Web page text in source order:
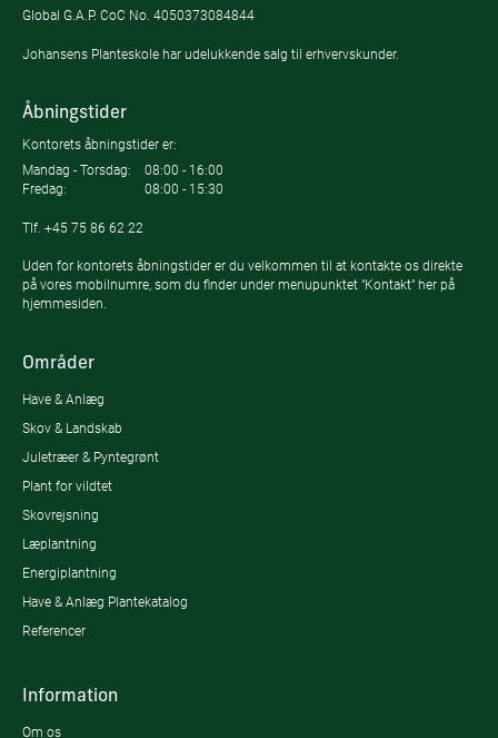
Global G.A.P. CoC No. 4050373084844
Johansens Planteskole har udelukkende salg til erhvervskunder.
Åbningstider
Kontorets åbningstider er:
Mandag - Torsdag:
08:00 - 16:00
Fredag:
08:00 - 15:30
Tlf. +45 75 86 62 22
Uden for kontorets åbningstider er du velkommen til at kontakte os direkte
på vores mobilnumre, som du finder under menupunktet "Kontakt" her på
hjemmesiden.
Områder
Have & Anlæg
Skov & Landskab
Juletræer & Pyntegrønt
Plant for vildtet
Skovrejsning
Læplantning
Energiplantning
Have & Anlæg Plantekatalog
Referencer
Information
Om os